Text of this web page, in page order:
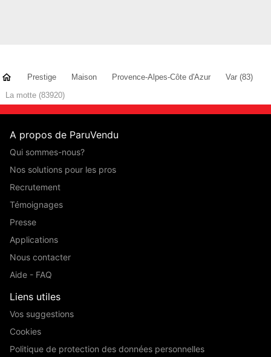
Prestige Maison Provence-Alpes-Côte d'Azur
Var (83)
La motte (83920)
A propos de ParuVendu
Qui sommes-nous?
Nos solutions pour les pros
Recrutement
Témoignages
Presse
Applications
Nous contacter
Aide - FAQ
Liens utiles
Vos suggestions
Cookies
Politique de protection des données personnelles